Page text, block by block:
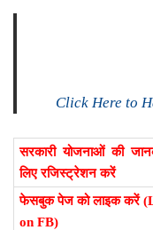
Click Here to
सरकारी योजनाओं की
लिए रजिस्ट्रेशन करें
फेसबुक पेज को लाइक करें
on FB)